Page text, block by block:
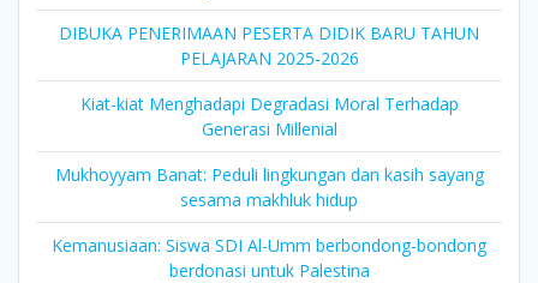
DIBUKA PENERIMAAN PESERTA DIDIK BARU TAHUN
PELAJARAN 2025-2026
Kiat-kiat Menghadapi Degradasi Moral Terhadap
Generasi Millenial
Mukhoyyam Banat: Peduli lingkungan dan kasih sayang
sesama makhluk hidup
Kemanusiaan: Siswa SDI Al-Umm berbondong-bondong
berdonasi untuk Palestina